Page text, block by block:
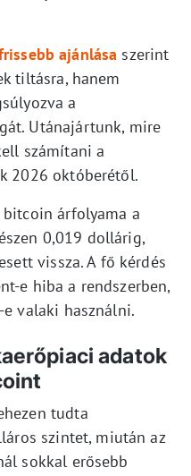
ajánlása szerint
tiltásra, hanem
a
Utánajártunk, mire
számítani a
2026 októberétől.
bitcoin árfolyama a
0,019 dollárig,
vissza. A fő kérdés
e hiba a rendszerben,
valaki használni.
adatok
tudta
szintet, miután az
sokkal erősebb